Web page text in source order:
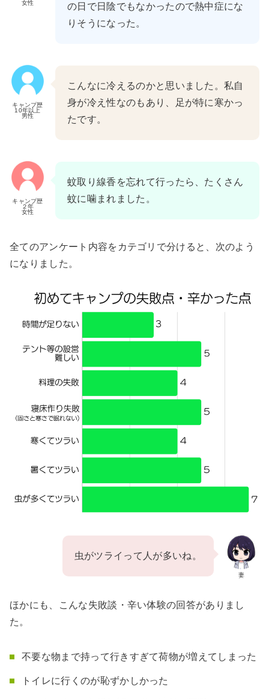
女性
の日で日陰でもなかったので熱中症にな
りそうになった。
キャンプ歴
10年以上
男性
こんなに冷えるのかと思いました。私自
身が冷え性なのもあり、足が特に寒かっ
たです。
キャンプ歴
２年
女性
蚊取り線香を忘れて行ったら、たくさん
蚊に噛まれました。
全てのアンケート内容をカテゴリで分けると、次のよう
になりました。
妻
虫がツライって人が多いね。
ほかにも、こんな失敗談・辛い体験の回答がありまし
た。
不要な物まで持って行きすぎて荷物が増えてしまった
トイレに行くのが恥ずかしかった